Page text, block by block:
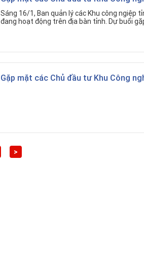
Sáng 16/1, Ban quản lý các Khu công ngiệp
đang hoạt động trên địa bàn tỉnh. Dự buổi
Gặp mặt các Chủ đầu tư Khu Công
>